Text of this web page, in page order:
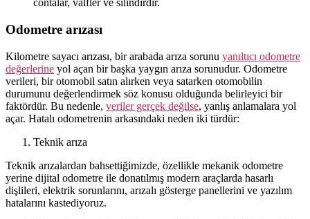
contalar, valfler ve silindirdir.
Odometre arızası
Kilometre sayacı arızası, bir arabada arıza sorunu yanıltıcı odometre
değerlerine yol açan bir başka yaygın arıza sorunudur. Odometre
verileri, bir otomobil satın alırken veya satarken otomobilin
durumunu değerlendirmek söz konusu olduğunda belirleyici bir
faktördür. Bu nedenle, veriler gerçek değilse, yanlış anlamalara yol
açar. Hatalı odometrenin arkasındaki neden iki türdür:
Teknik arıza
Teknik arızalardan bahsettiğimizde, özellikle mekanik odometre
yerine dijital odometre ile donatılmış modern araçlarda hasarlı
dişlileri, elektrik sorunlarını, arızalı gösterge panellerini ve yazılım
hatalarını kastediyoruz.